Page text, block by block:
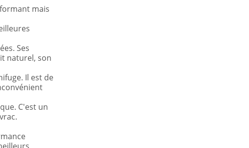
mais
Ses
naturel, son
Il est de
C'est un